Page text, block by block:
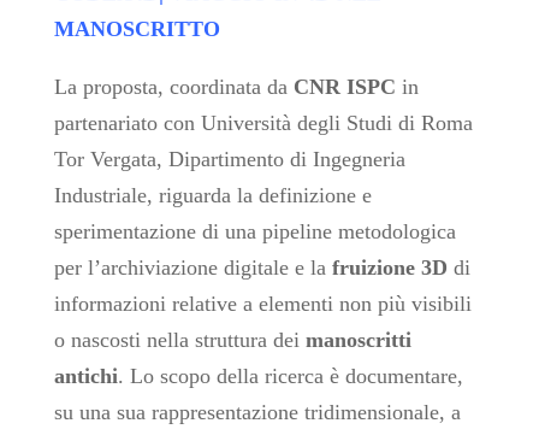
MANOSCRITTO
La proposta, coordinata da CNR ISPC in
partenariato con Università degli Studi di Roma
Tor Vergata, Dipartimento di Ingegneria
Industriale, riguarda la definizione e
sperimentazione di una pipeline metodologica
per l’archiviazione digitale e la fruizione 3D di
informazioni relative a elementi non più visibili
o nascosti nella struttura dei manoscritti
antichi. Lo scopo della ricerca è documentare,
su una sua rappresentazione tridimensionale, a